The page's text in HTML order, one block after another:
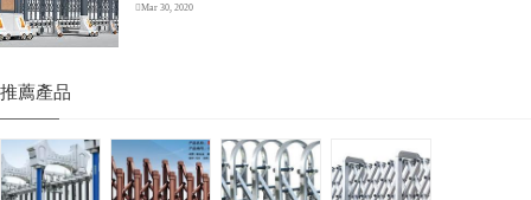
Mar 30, 2020
推薦產品